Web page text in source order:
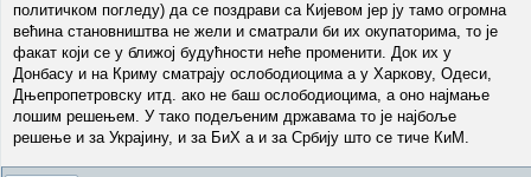
политичком погледу) да се поздрави са Кијевом јер ју тамо огромна
већина становништва не жели и сматрали би их окупаторима, то је
факат који се у ближој будућности неће променити. Док их у
Донбасу и на Криму сматрају ослободиоцима а у Харкову, Одеси,
Дњепропетровску итд. ако не баш ослободиоцима, а оно најмање
лошим решењем. У тако подељеним државама то је најбоље
решење и за Украјину, и за БиХ а и за Србију што се тиче КиМ.